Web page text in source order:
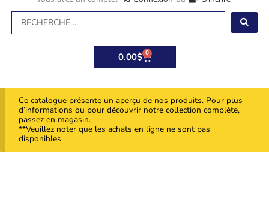
Search
0.00$ 0
Panier
Ce catalogue présente un aperçu de nos produits. Pour plus
d’informations ou pour découvrir notre collection complète,
passez en magasin.
**Veuillez noter que les achats en ligne ne sont pas
disponibles.